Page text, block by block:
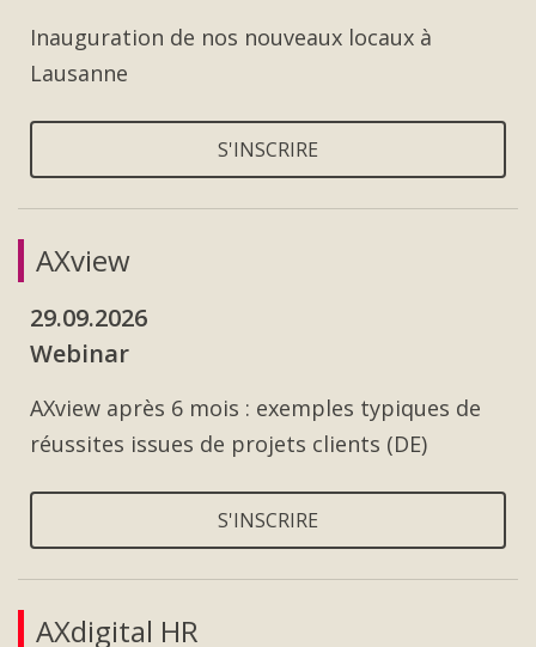
Inauguration de nos nouveaux locaux à
Lausanne
S'INSCRIRE
AXview
29.09.2026
Webinar
AXview après 6 mois : exemples typiques de
réussites issues de projets clients (DE)
S'INSCRIRE
AXdigital HR